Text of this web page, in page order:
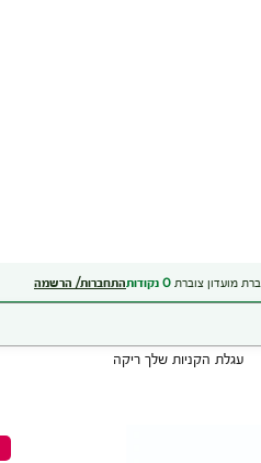
מועדון צוברת 0 נקודותהתחברות/ הרשמה
עגלת הקניות שלך ריקה